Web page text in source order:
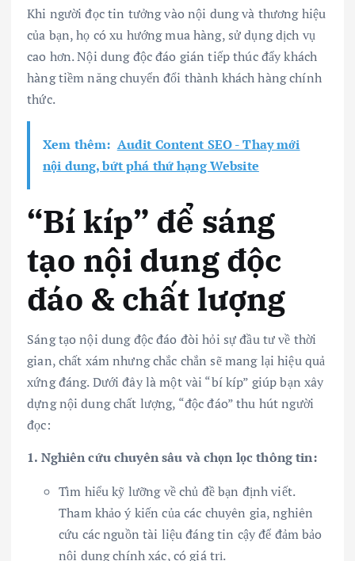
Khi người đọc tin tưởng vào nội dung và thương hiệu
của bạn, họ có xu hướng mua hàng, sử dụng dịch vụ
cao hơn. Nội dung độc đáo gián tiếp thúc đẩy khách
hàng tiềm năng chuyển đổi thành khách hàng chính
thức.
Xem thêm: Audit Content SEO - Thay mới
nội dung, bứt phá thứ hạng Website
“Bí kíp” để sáng
tạo nội dung độc
đáo & chất lượng
Sáng tạo nội dung độc đáo đòi hỏi sự đầu tư về thời
gian, chất xám nhưng chắc chắn sẽ mang lại hiệu quả
xứng đáng. Dưới đây là một vài “bí kíp” giúp bạn xây
dựng nội dung chất lượng, “độc đáo” thu hút người
đọc:
1. Nghiên cứu chuyên sâu và chọn lọc thông tin:
Tìm hiểu kỹ lưỡng về chủ đề bạn định viết.
Tham khảo ý kiến của các chuyên gia, nghiên
cứu các nguồn tài liệu đáng tin cậy để đảm bảo
nội dung chính xác, có giá trị.